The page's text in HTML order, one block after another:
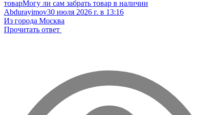
товарМогу ли сам забрать товар в наличии
Abdurayimov30 июля 2026 г. в 13:16
Из города Москва
Прочитать ответ